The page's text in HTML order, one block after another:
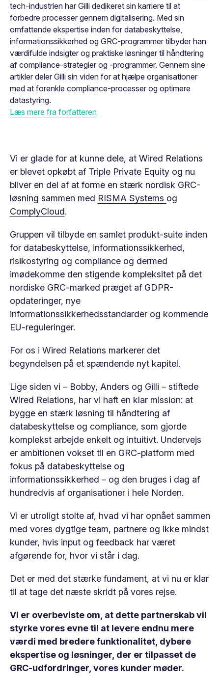
tech-industrien har Gilli dedikeret sin karriere til at
forbedre processer gennem digitalisering. Med sin
omfattende ekspertise inden for databeskyttelse,
informationssikkerhed og GRC-programmer tilbyder han
værdifulde indsigter og praktiske løsninger til håndtering
af compliance-strategier og -programmer. Gennem sine
artikler deler Gilli sin viden for at hjælpe organisationer
med at forenkle compliance-processer og optimere
datastyring.
Læs mere fra forfatteren
Vi er glade for at kunne dele, at Wired Relations
er blevet opkøbt af Triple Private Equityog nu
bliver en del af at forme en stærk nordisk GRC-
løsning sammen med RISMA Systems og
ComplyCloud.
Gruppen vil tilbyde en samlet produkt-suite inden
for databeskyttelse, informationssikkerhed,
risikostyring og compliance og dermed
imødekomme den stigende kompleksitet på det
nordiske GRC-marked præget af GDPR-
opdateringer, nye
informationssikkerhedsstandarder og kommende
EU-reguleringer.
For os i Wired Relations markerer det
begyndelsen på et spændende nyt kapitel.
Lige siden vi – Bobby, Anders og Gilli – stiftede
Wired Relations, har vi haft en klar mission: at
bygge en stærk løsning til håndtering af
databeskyttelse og compliance, som gjorde
komplekst arbejde enkelt og intuitivt. Undervejs
er ambitionen vokset til en GRC-platform med
fokus på databeskyttelse og
informationssikkerhed – og den bruges i dag af
hundredvis af organisationer i hele Norden.
Vi er utroligt stolte af, hvad vi har opnået sammen
med vores dygtige team, partnere og ikke mindst
kunder, hvis input og feedback har været
afgørende for, hvor vi står i dag.
Det er med det stærke fundament, at vi nu er klar
til at tage det næste skridt på vores rejse.
Vi er overbeviste om, at dette partnerskab vil
styrke vores evne til at levere endnu mere
værdi med bredere funktionalitet, dybere
ekspertise og løsninger, der er tilpasset de
GRC-udfordringer, vores kunder møder.